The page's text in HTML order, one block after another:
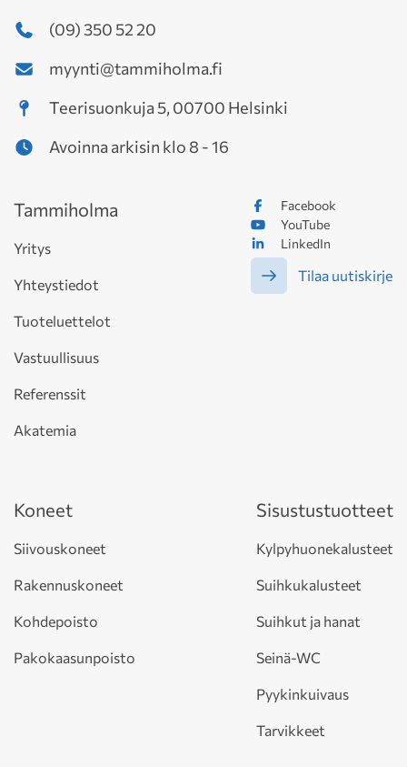
(09) 350 52 20
myynti@tammiholma.fi
Teerisuonkuja 5, 00700 Helsinki
Avoinna arkisin klo 8 - 16
Facebook
YouTube
LinkedIn
Tilaa uutiskirje
Tammiholma
Yritys
Yhteystiedot
Tuoteluettelot
Vastuullisuus
Referenssit
Akatemia
Koneet
Siivouskoneet
Rakennuskoneet
Kohdepoisto
Pakokaasunpoisto
Sisustustuotteet
Kylpyhuonekalusteet
Suihkukalusteet
Suihkut ja hanat
Seinä-WC
Pyykinkuivaus
Tarvikkeet